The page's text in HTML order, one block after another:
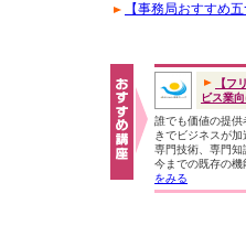
【事務局おすすめ
【フ
ビス業
誰でも価値の提
きでビジネスが
専門技術、専門知
今までの既存の機
をみる